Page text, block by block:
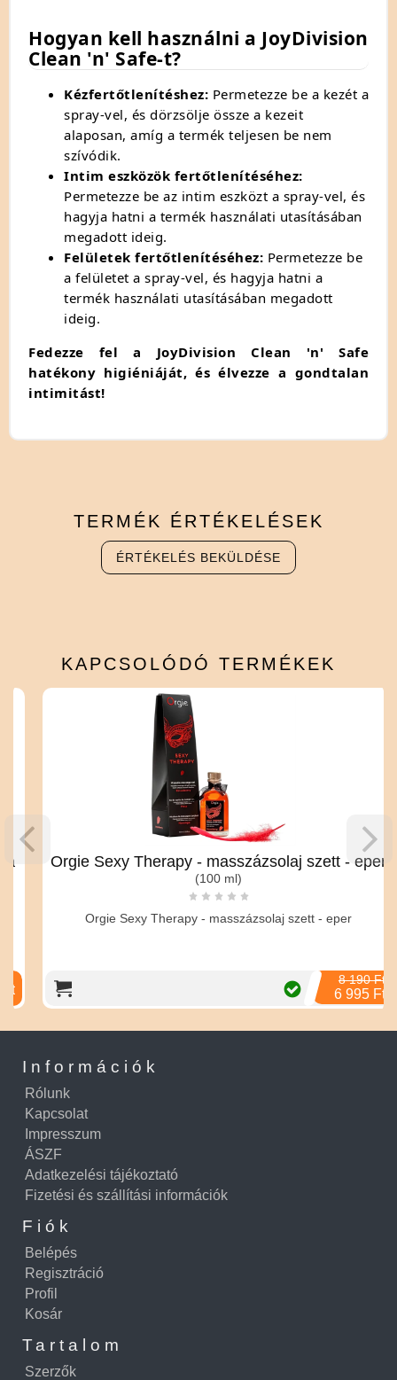
Hogyan kell használni a JoyDivision
Clean 'n' Safe-t?
Kézfertőtlenítéshez: Permetezze be a kezét a
spray-vel, és dörzsölje össze a kezeit
alaposan, amíg a termék teljesen be nem
szívódik.
Intim eszközök fertőtlenítéséhez:
Permetezze be az intim eszközt a spray-vel, és
hagyja hatni a termék használati utasításában
megadott ideig.
Felületek fertőtlenítéséhez: Permetezze be
a felületet a spray-vel, és hagyja hatni a
termék használati utasításában megadott
ideig.
Fedezze fel a JoyDivision Clean 'n' Safe
hatékony higiéniáját, és élvezze a gondtalan
intimitást!
TERMÉK ÉRTÉKELÉSEK
ÉRTÉKELÉS BEKÜLDÉSE
KAPCSOLÓDÓ TERMÉKEK
Orgie Sexy Therapy - masszázsolaj szett - eper
(100 ml)
Orgie Sexy Therapy - masszázsolaj szett - eper
8 190 Ft
6 995 Ft
Információk
Rólunk
Kapcsolat
Impresszum
ÁSZF
Adatkezelési tájékoztató
Fizetési és szállítási információk
Fiók
Belépés
Regisztráció
Profil
Kosár
Tartalom
Szerzők